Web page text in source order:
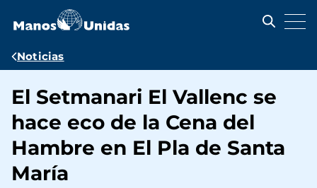
contenido
Ruta
navegación
Noticias
El Setmanari El Vallenc se
hace eco de la Cena del
Hambre en El Pla de Santa
María